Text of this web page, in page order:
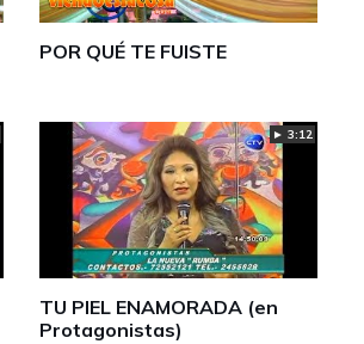
POR QUÉ TE FUISTE
► 3:12
TU PIEL ENAMORADA (en
Protagonistas)